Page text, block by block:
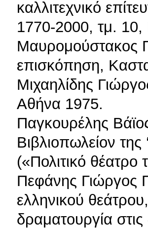
καλλιτεχνικό
1770-2000, τμ.
Μαυρομούστακος
επισκόπηση,
Μιχαηλίδης
Αθήνα 1975.
Παγκουρέλης
Βιβλιοπωλείον
(«Πολιτικό θέατρο
Πεφάνης Γιώργος
ελληνικού
δραματουργία στις